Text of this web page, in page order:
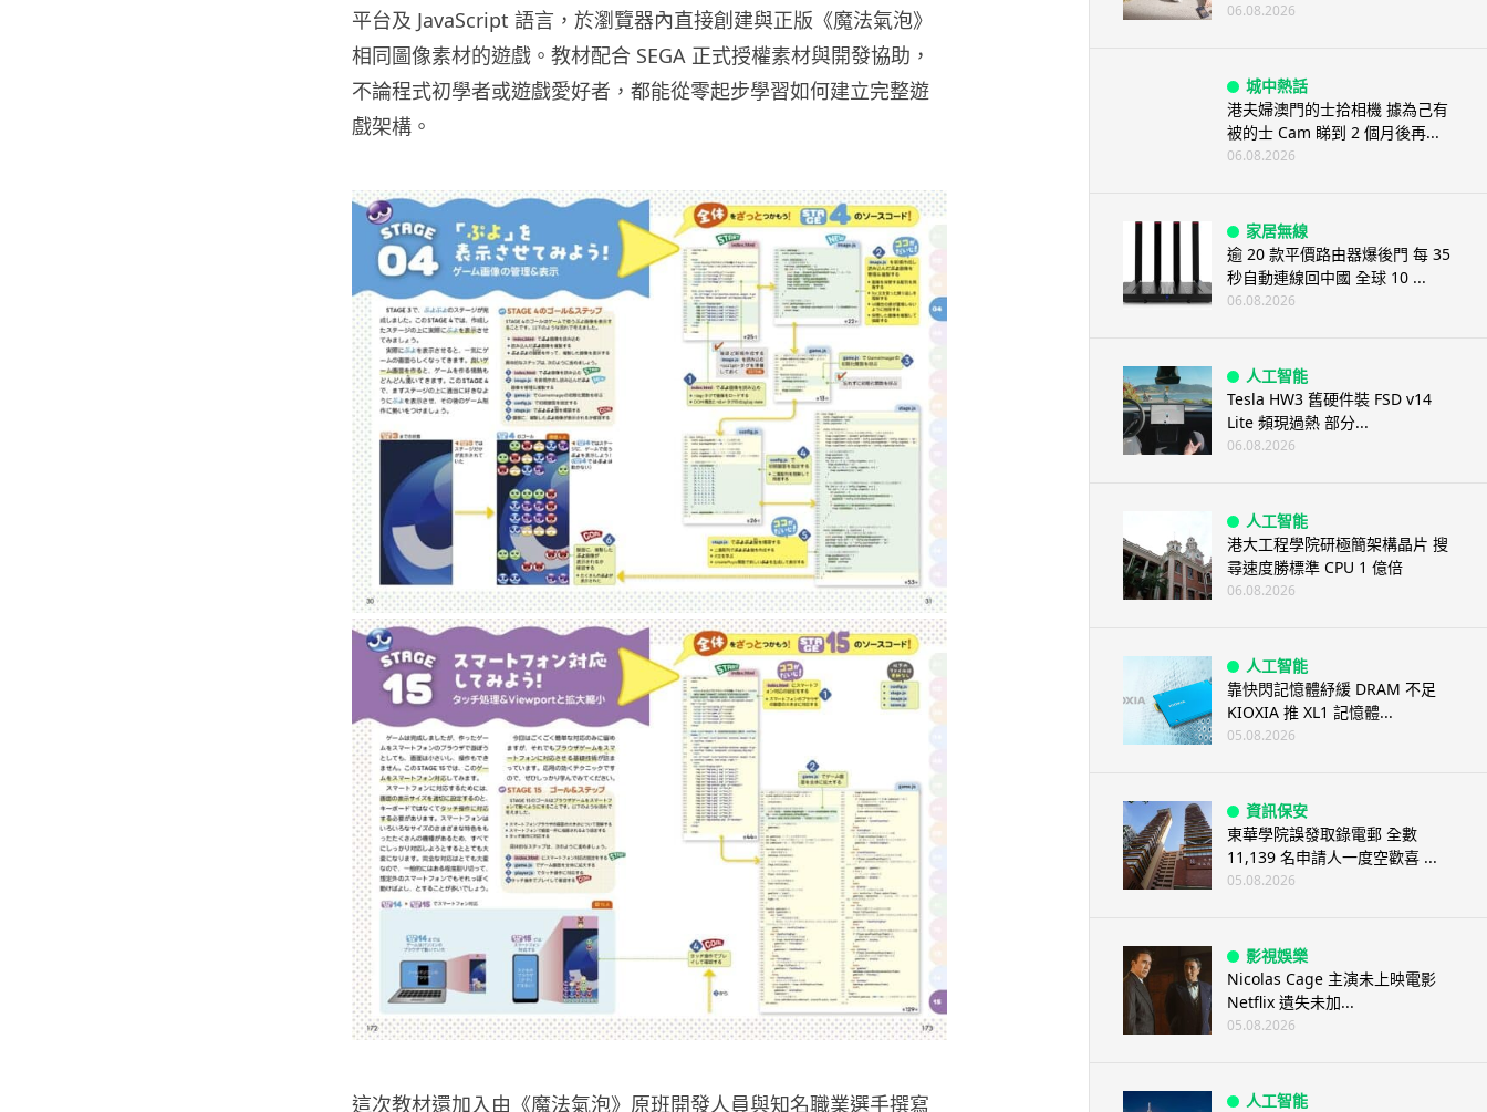
平台及 JavaScript 語言，於瀏覽器內直接創建與正版《魔法氣泡》
相同圖像素材的遊戲。教材配合 SEGA 正式授權素材與開發協助，
不論程式初學者或遊戲愛好者，都能從零起步學習如何建立完整遊
戲架構。
這次教材還加入由《魔法氣泡》原班開發人員與知名職業選手撰寫
06.08.2026
城中熱話
港夫婦澳門的士拾相機 據為己有
被的士 Cam 睇到 2 個月後再...
06.08.2026
家居無線
逾 20 款平價路由器爆後門 每 35
秒自動連線回中國 全球 10 ...
06.08.2026
人工智能
Tesla HW3 舊硬件裝 FSD v14
Lite 頻現過熱 部分...
06.08.2026
人工智能
港大工程學院研極簡架構晶片 搜
尋速度勝標準 CPU 1 億倍
06.08.2026
人工智能
靠快閃記憶體紓緩 DRAM 不足
KIOXIA 推 XL1 記憶體...
05.08.2026
資訊保安
東華學院誤發取錄電郵 全數
11,139 名申請人一度空歡喜 ...
05.08.2026
影視娛樂
Nicolas Cage 主演未上映電影
Netflix 遺失未加...
05.08.2026
人工智能